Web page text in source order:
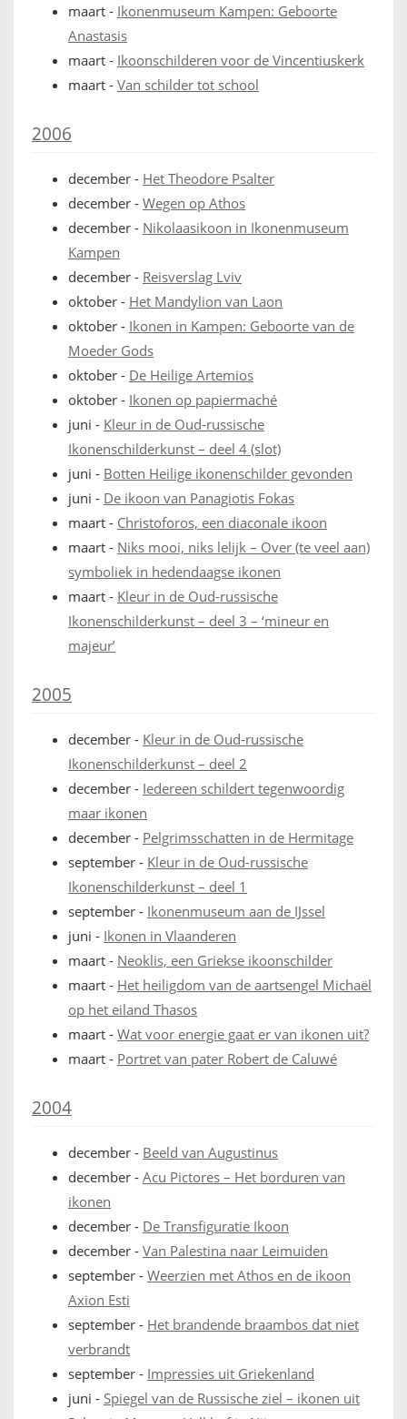
maart - Ikonenmuseum Kampen: Geboorte
Anastasis
maart - Ikoonschilderen voor de Vincentiuskerk
maart - Van schilder tot school
2006
december - Het Theodore Psalter
december - Wegen op Athos
december - Nikolaasikoon in Ikonenmuseum
Kampen
december - Reisverslag Lviv
oktober - Het Mandylion van Laon
oktober - Ikonen in Kampen: Geboorte van de
Moeder Gods
oktober - De Heilige Artemios
oktober - Ikonen op papiermaché
juni - Kleur in de Oud-russische
Ikonenschilderkunst – deel 4 (slot)
juni - Botten Heilige ikonenschilder gevonden
juni - De ikoon van Panagiotis Fokas
maart - Christoforos, een diaconale ikoon
maart - Niks mooi, niks lelijk – Over (te veel aan)
symboliek in hedendaagse ikonen
maart - Kleur in de Oud-russische
Ikonenschilderkunst – deel 3 – ‘mineur en
majeur’
2005
december - Kleur in de Oud-russische
Ikonenschilderkunst – deel 2
december - Iedereen schildert tegenwoordig
maar ikonen
december - Pelgrimsschatten in de Hermitage
september - Kleur in de Oud-russische
Ikonenschilderkunst – deel 1
september - Ikonenmuseum aan de IJssel
juni - Ikonen in Vlaanderen
maart - Neoklis, een Griekse ikoonschilder
maart - Het heiligdom van de aartsengel Michaël
op het eiland Thasos
maart - Wat voor energie gaat er van ikonen uit?
maart - Portret van pater Robert de Caluwé
2004
december - Beeld van Augustinus
december - Acu Pictores – Het borduren van
ikonen
december - De Transfiguratie Ikoon
december - Van Palestina naar Leimuiden
september - Weerzien met Athos en de ikoon
Axion Esti
september - Het brandende braambos dat niet
verbrandt
september - Impressies uit Griekenland
juni - Spiegel van de Russische ziel – ikonen uit